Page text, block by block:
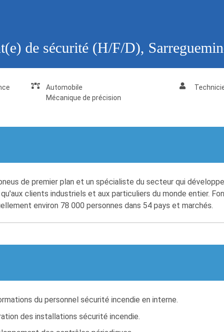
de sécurité (H/F/D),
Automobile
Mécanique de précision
de premier plan et un spécialiste du secteur qui
clients industriels et aux particuliers du monde entier.
environ 78 000 personnes dans 54 pays et marchés.
du personnel sécurité incendie en interne.
des installations sécurité incendie.